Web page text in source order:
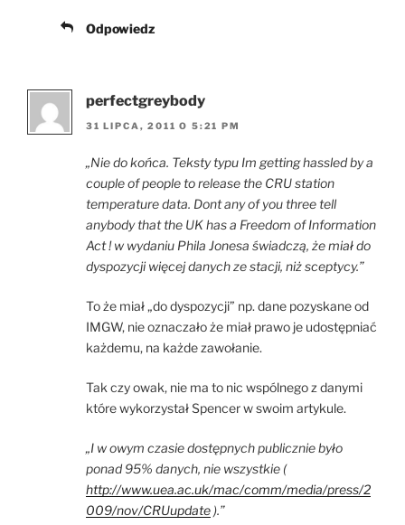
Odpowiedz
perfectgreybody
31 LIPCA, 2011 O 5:21 PM
„Nie do końca. Teksty typu Im getting hassled by a
couple of people to release the CRU station
temperature data. Dont any of you three tell
anybody that the UK has a Freedom of Information
Act ! w wydaniu Phila Jonesa świadczą, że miał do
dyspozycji więcej danych ze stacji, niż sceptycy.”
To że miał „do dyspozycji” np. dane pozyskane od
IMGW, nie oznaczało że miał prawo je udostępniać
każdemu, na każde zawołanie.
Tak czy owak, nie ma to nic wspólnego z danymi
które wykorzystał Spencer w swoim artykule.
„I w owym czasie dostępnych publicznie było
ponad 95% danych, nie wszystkie (
http://www.uea.ac.uk/mac/comm/media/press/2
009/nov/CRUupdate ).”